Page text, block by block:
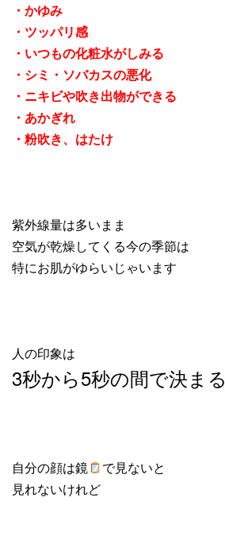
・かゆみ
・ツッパリ感
・いつもの化粧水がしみる
・シミ・ソバカスの悪化
・ニキビや吹き出物ができる
・あかぎれ
・粉吹き、はたけ
紫外線量は多いまま
空気が乾燥してくる今の季節は
特にお肌がゆらいじゃいます
人の印象は
3秒から5秒の間で決まる
自分の顔は鏡
で見ないと
見れないけれど